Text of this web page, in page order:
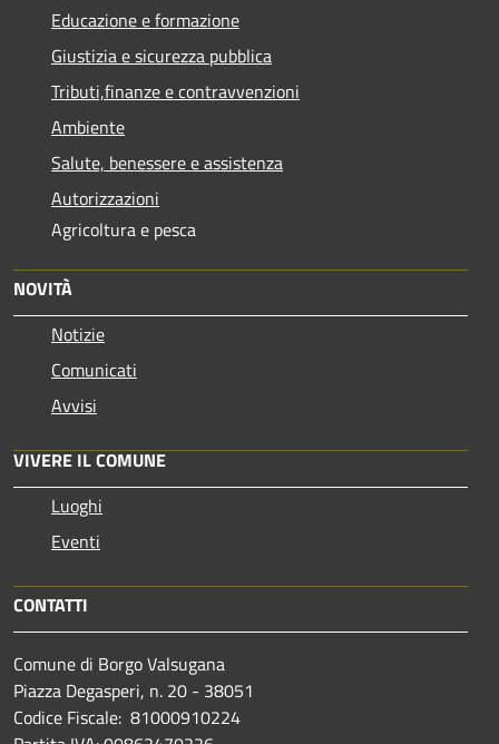
Educazione e formazione
Giustizia e sicurezza pubblica
Tributi,finanze e contravvenzioni
Ambiente
Salute, benessere e assistenza
Autorizzazioni
Agricoltura e pesca
NOVITÀ
Notizie
Comunicati
Avvisi
VIVERE IL COMUNE
Luoghi
Eventi
CONTATTI
Comune di Borgo Valsugana
Piazza Degasperi, n. 20 - 38051
Codice Fiscale: 81000910224